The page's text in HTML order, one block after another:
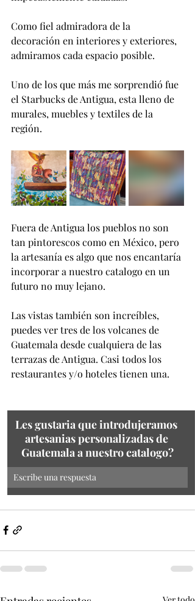
Como fiel admiradora de la
decoración en interiores y exteriores,
admiramos cada espacio posible.
Uno de los que más me sorprendió fue
el Starbucks de Antigua, esta lleno de
murales, muebles y textiles de la
región.
Fuera de Antigua los pueblos no son
tan pintorescos como en México, pero
la artesanía es algo que nos encantaría
incorporar a nuestro catalogo en un
futuro no muy lejano.
Las vistas también son increíbles,
puedes ver tres de los volcanes de
Guatemala desde cualquiera de las
terrazas de Antigua. Casi todos los
restaurantes y/o hoteles tienen una.
Les gustaria que introdujeramos
artesanias personalizadas de
Guatemala a nuestro catalogo?
Escribe una respuesta